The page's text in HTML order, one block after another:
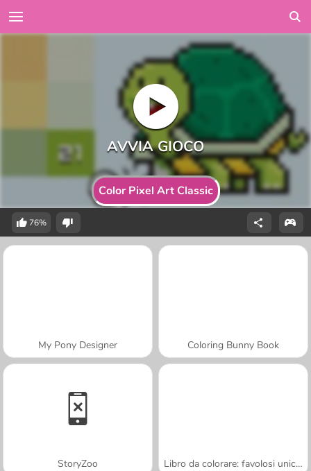
Color Pixel Art Classic
76%
My Pony Designer Coloring Bunny Book
StoryZoo Libro da colorare: favolosi unicorni